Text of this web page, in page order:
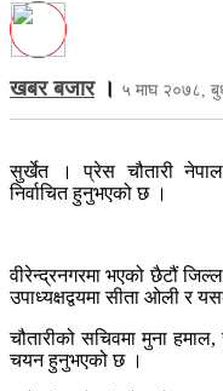
खबर बजार। ५ माघ २०७८,
सुर्खेत । प्रेस चौतारी नेपाल
निर्वाचित हुनुभएको छ ।
वीरेन्द्रनगरमा भएको छैटौं
उपाध्यक्षद्वयमा सीता ओली र
चौतारीको सचिवमा मुना
चयन हुनुभएको छ ।